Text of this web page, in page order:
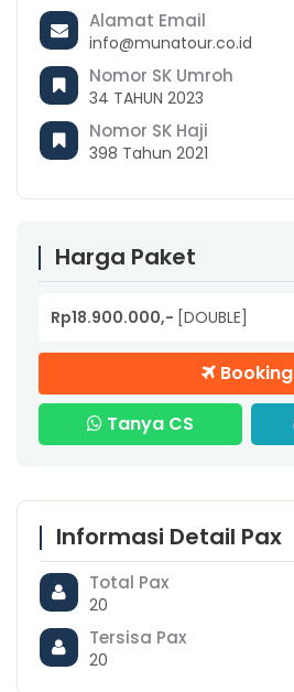
Alamat Email
info@munatour.co.id
Nomor SK Umroh
34 TAHUN 2023
Nomor SK Haji
398 Tahun 2021
Harga Paket
Rp18.900.000,- [DOUBLE]
Booking
Tanya CS
Informasi Detail Pax
Total Pax
20
Tersisa Pax
20